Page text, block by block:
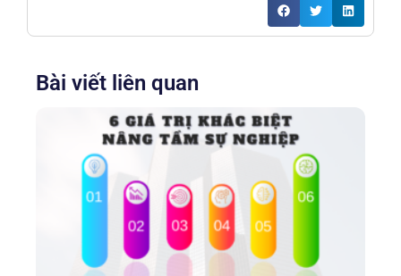
Bài viết liên quan